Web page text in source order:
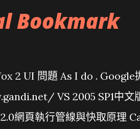
Bookmark
2 UI 問題 As I do . Google
VS 2005 SP1中文
網頁執行管線與快取原理